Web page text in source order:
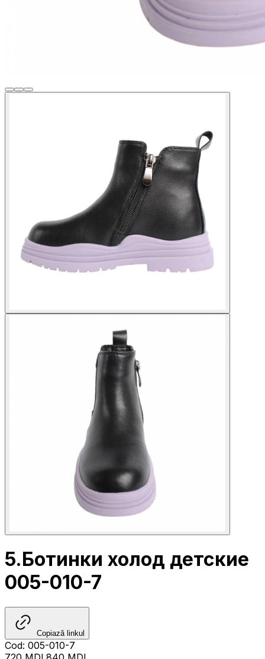
5.Ботинки холод детские
005-010-7
Copiază linkul
Cod: 005-010-7